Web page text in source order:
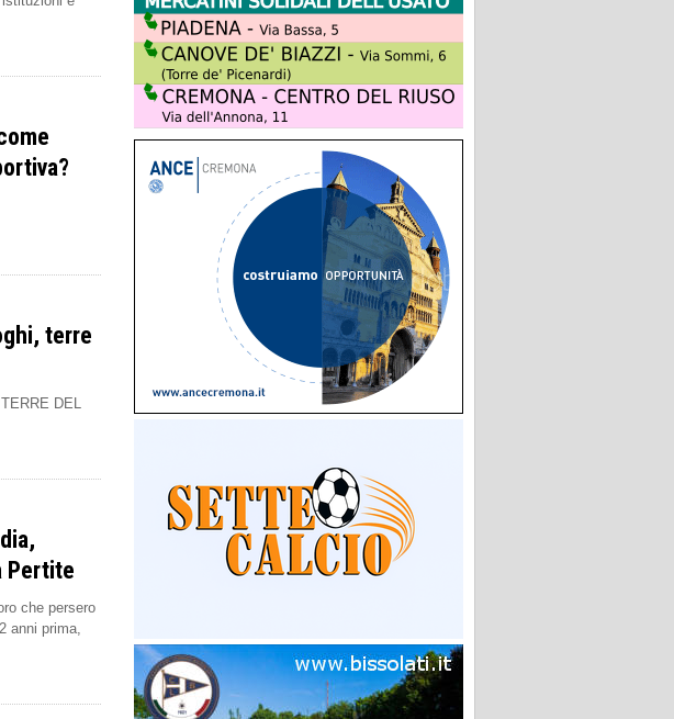
terre
DEL
Pertite
che persero
anni prima,